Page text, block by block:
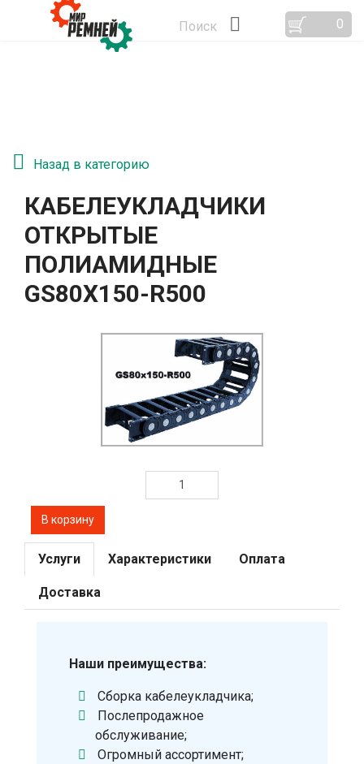
Поиск 0
Назад в категорию
КАБЕЛЕУКЛАДЧИКИ
ОТКРЫТЫЕ
ПОЛИАМИДНЫЕ
GS80Х150-R500
Услуги Характеристики Оплата
Доставка
Наши преимущества:
Сборка кабелеукладчика;
Послепродажное
обслуживание;
Огромный ассортимент;